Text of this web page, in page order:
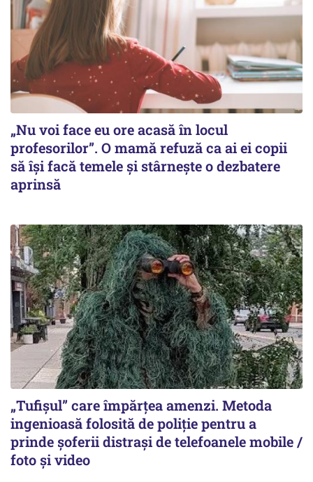
„Nu voi face eu ore acasă în locul
profesorilor”. O mamă refuză ca ai ei copii
să își facă temele și stârnește o dezbatere
aprinsă
„Tufișul” care împărțea amenzi. Metoda
ingenioasă folosită de poliție pentru a
prinde șoferii distrași de telefoanele mobile /
foto și video